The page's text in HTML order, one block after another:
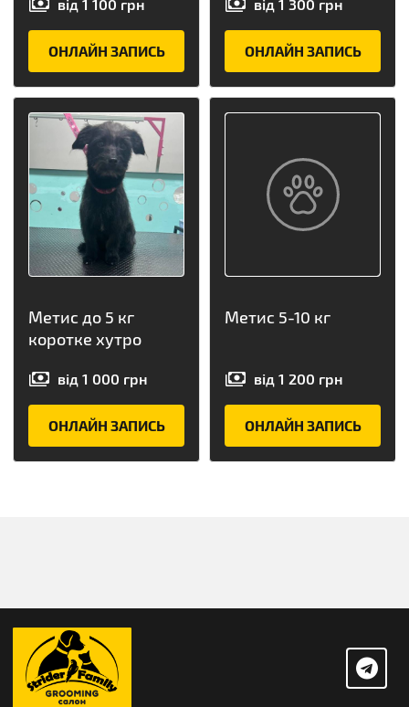
від 1 100 грн
ОНЛАЙН ЗАПИСЬ
від 1 300 грн
ОНЛАЙН ЗАПИСЬ
Метис до 5 кг
коротке хутро
від 1 000 грн
ОНЛАЙН ЗАПИСЬ
Метис 5-10 кг
від 1 200 грн
ОНЛАЙН ЗАПИСЬ